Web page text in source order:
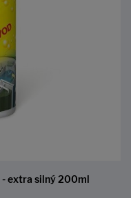
extra silný 200ml